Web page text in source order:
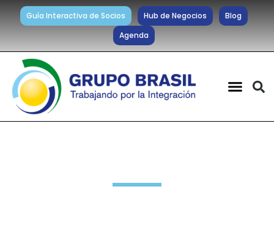
Guía Interactiva de Socios Hub de Negocios
Blog
Agenda